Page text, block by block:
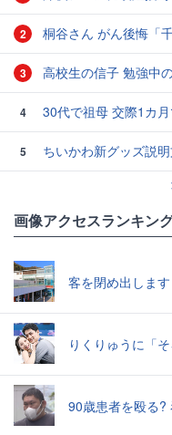
2 桐谷さん がん後悔「
3 高校生の信子 勉強中
4 30代で祖母 交際1カ
5
ちいかわ新グッズ説明
画像アクセスランキン
客を閉め出しま
りくりゅうに「
90歳患者を殴る?